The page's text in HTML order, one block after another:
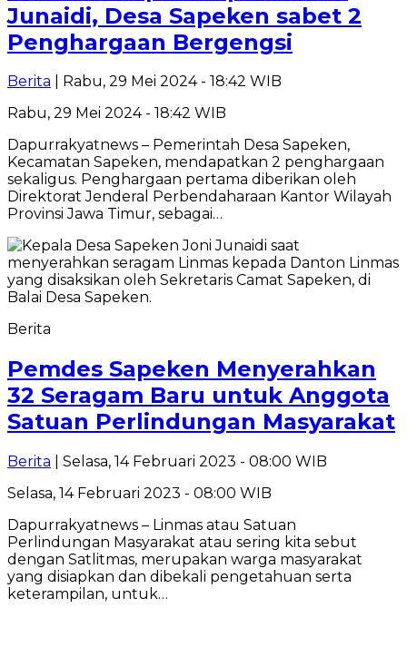
Junaidi, Desa Sapeken sabet 2
Penghargaan Bergengsi
Berita | Rabu, 29 Mei 2024 - 18:42 WIB
Rabu, 29 Mei 2024 - 18:42 WIB
Dapurrakyatnews – Pemerintah Desa Sapeken,
Kecamatan Sapeken, mendapatkan 2 penghargaan
sekaligus. Penghargaan pertama diberikan oleh
Direktorat Jenderal Perbendaharaan Kantor Wilayah
Provinsi Jawa Timur, sebagai…
Berita
Pemdes Sapeken Menyerahkan
32 Seragam Baru untuk Anggota
Satuan Perlindungan Masyarakat
Berita | Selasa, 14 Februari 2023 - 08:00 WIB
Selasa, 14 Februari 2023 - 08:00 WIB
Dapurrakyatnews – Linmas atau Satuan
Perlindungan Masyarakat atau sering kita sebut
dengan Satlitmas, merupakan warga masyarakat
yang disiapkan dan dibekali pengetahuan serta
keterampilan, untuk…